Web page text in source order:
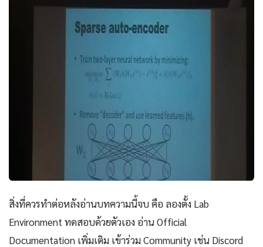
สิ่งที่ควรทำต่อหลังอ่านบทความนี้จบ คือ ลองตั้ง Lab
Environment ทดสอบด้วยตัวเอง อ่าน Official
Documentation เพิ่มเติม เข้าร่วม Community เช่น Discord